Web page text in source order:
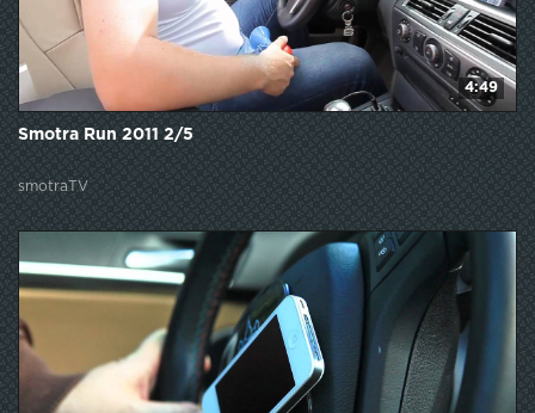
4:49
Smotra Run 2011 2/5
smotraTV